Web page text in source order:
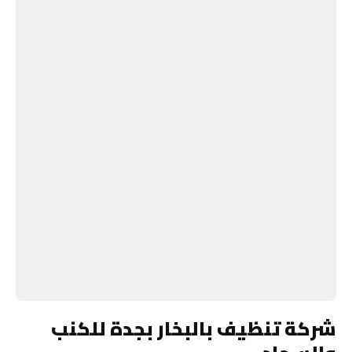
شركة تنظيف بالبخار بجدة للكنب